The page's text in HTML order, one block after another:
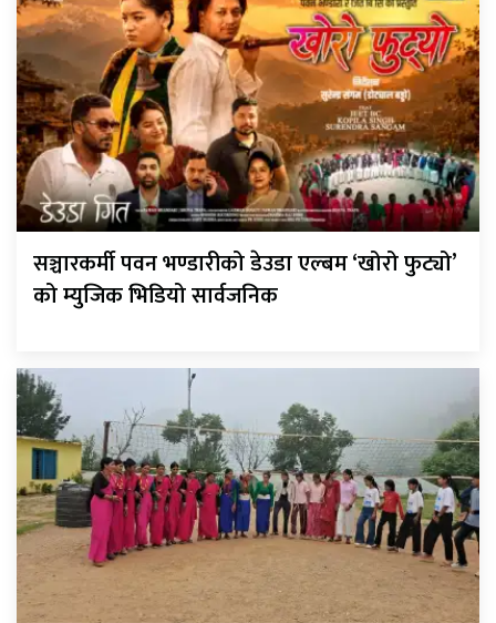
सञ्चारकर्मी पवन भण्डारीको डेउडा एल्बम ‘खोरो फुट्यो’
को म्युजिक भिडियो सार्वजनिक